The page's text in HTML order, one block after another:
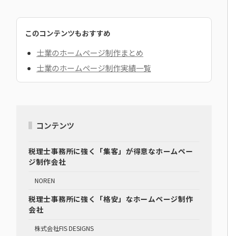
このコンテンツもおすすめ
士業のホームページ制作まとめ
士業のホームページ制作実績一覧
コンテンツ
税理士事務所に強く「集客」が得意なホームペー
ジ制作会社
NOREN
税理士事務所に強く「格安」なホームページ制作
会社
株式会社FIS DESIGNS